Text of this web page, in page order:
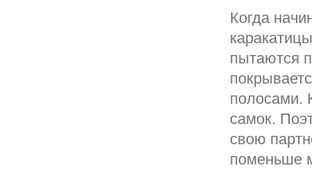
Когда
пытаются
полосами.
самок.
свою
поменьше